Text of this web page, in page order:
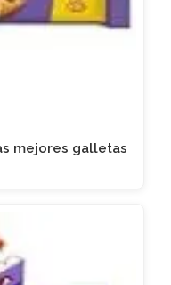
mejores galletas